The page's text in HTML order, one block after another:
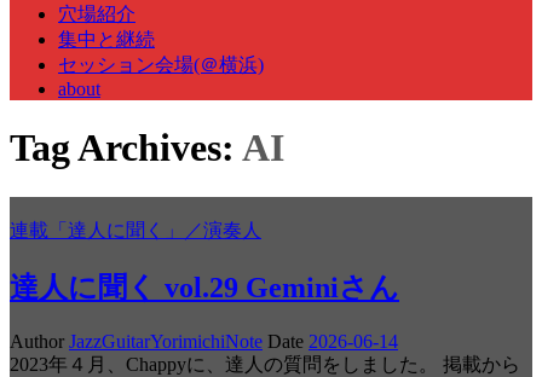
穴場紹介
集中と継続
セッション会場(＠横浜)
about
Tag Archives: AI
連載「達人に聞く」／演奏人
達人に聞く vol.29 Geminiさん
Author JazzGuitarYorimichiNote Date 2026-06-14
2023年４月、Chappyに、達人の質問をしました。 掲載から